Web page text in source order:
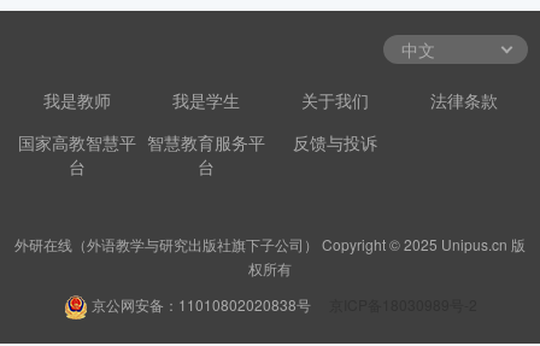
我是教师 我是学生 关于我们
法律条款
国家高教智慧平
台
智慧教育服务平
台
反馈与投诉
外研在线（外语教学与研究出版社旗下子公司） Copyright © 2025 Unipus.cn 版
权所有
京公网安备：11010802020838号